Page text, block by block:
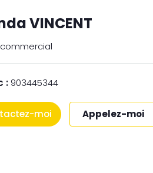
VINCENT
:903445344
moi Appelez-moi